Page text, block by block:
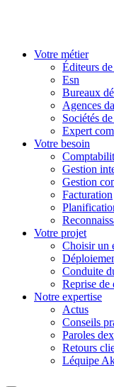
Votre métier
Éditeurs
Esn
Bureaux
Agences
Sociétés
Expert
Votre besoin
Gestion
Gestion
Facturation
Votre projet
Choisir un
Conduite
Reprise de
Notre expertise
Actus
Conseils
Paroles
Retours
Léquipe